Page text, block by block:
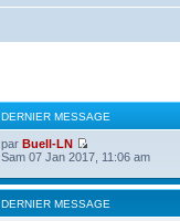
DERNIER MESSAGE
parBuell-LN
Sam 07 Jan 2017, 11:06 am
DERNIER MESSAGE